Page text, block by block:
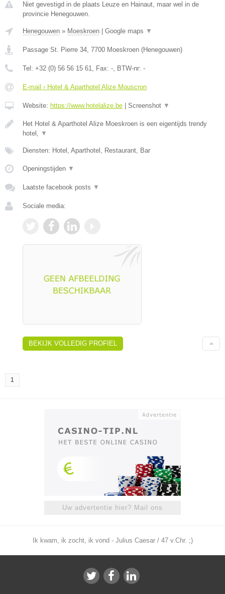
Niet gevestigd in de plaats Leuze en Hainaut, maar wel in de
provincie Henegouwen.
Henegouwen » Moeskroen Google maps ▼
Passage St. Pierre 34, 7700 Moeskroen (Henegouwen)
Tel: +32 (0) 56 56 15 61, Fax: -, BTW-nr: -
E-mail › Hotel & Aparthotel Alize Mouscron
Website: https://www.hotelalize.be Screenshot ▼
Het Hotel & Aparthotel Alize Moeskroen is een eigentijds trendy
hotel, ▼
Diensten: Hotel, Aparthotel, Restaurant, Bar
Openingstijden ▼
Laatste facebook posts ▼
Sociale media:
BEKIJK VOLLEDIG PROFIEL
1
Uw advertentie hier? Mail ons
Ik kwam, ik zocht, ik vond - Julius Caesar / 47 v.Chr. ;)